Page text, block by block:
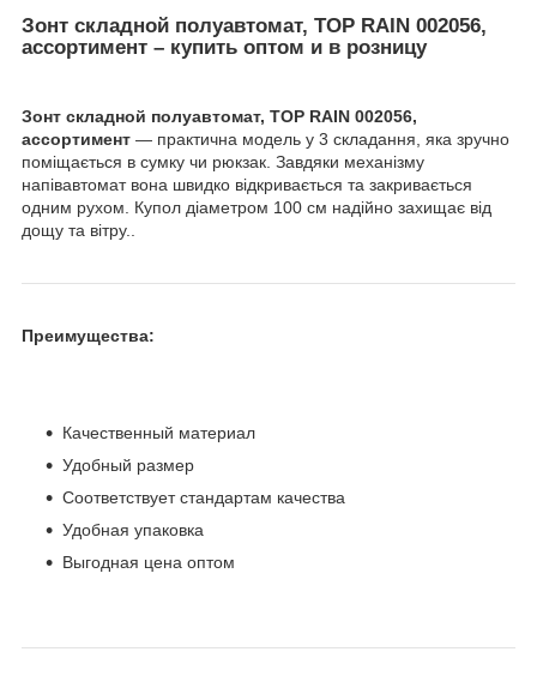
Зонт складной полуавтомат, TOP RAIN 002056,
ассортимент – купить оптом и в розницу
Зонт складной полуавтомат, TOP RAIN 002056,
ассортимент — практична модель у 3 складання, яка зручно
поміщається в сумку чи рюкзак. Завдяки механізму
напівавтомат вона швидко відкривається та закривається
одним рухом. Купол діаметром 100 см надійно захищає від
дощу та вітру..
Преимущества:
Качественный материал
Удобный размер
Соответствует стандартам качества
Удобная упаковка
Выгодная цена оптом